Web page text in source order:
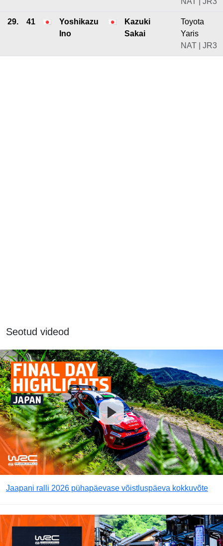
29. 41
Yoshikazu
Ino
Kazuki
Sakai
Toyota
Yaris
NAT | JR3
Seotud videod
Jaapani ralli 2026 pühapäevase võistluspäeva kokkuvõte